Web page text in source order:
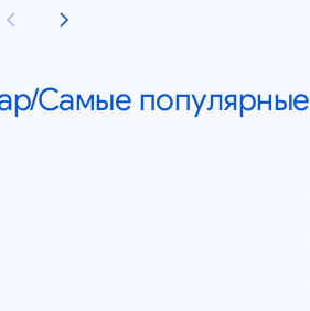
Самые популярные